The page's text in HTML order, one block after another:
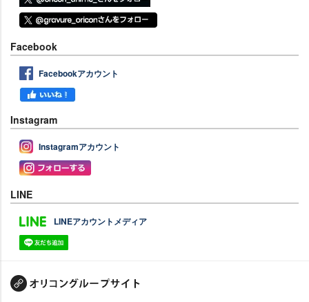
Facebook
Facebookアカウント
Instagram
Instagramアカウント
LINE
LINEアカウントメディア